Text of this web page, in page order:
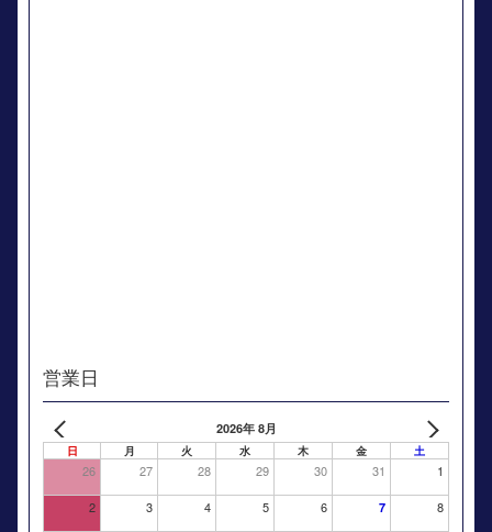
営業日
2026年 8月
日 月 火 水 木 金 土
26 27 28 29 30 31 1
2 3 4 5 6 7 8